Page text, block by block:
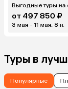
Выгодные туры на
от 497 850 ₽
3 мая - 11 мая, 8 н.
Туры в
Популярные